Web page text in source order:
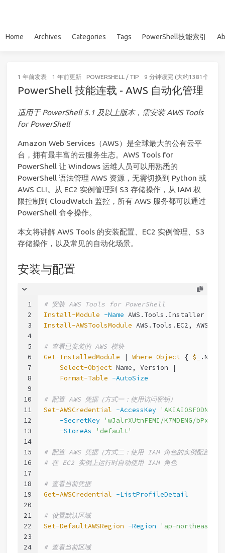
Home Archives Categories Tags PowerShell技能索引
1 年前发表 1 年前更新 POWERSHELL / TIP 9 分钟读完 (大约1381个字)
PowerShell 技能连载 - AWS 自动化管理
适用于 PowerShell 5.1 及以上版本，需安装 AWS Tools
for PowerShell
Amazon Web Services（AWS）是全球最大的公有云平
台，拥有最丰富的云服务生态。AWS Tools for
PowerShell 让 Windows 运维人员可以用熟悉的
PowerShell 语法管理 AWS 资源，无需切换到 Python 或
AWS CLI。从 EC2 实例管理到 S3 存储操作，从 IAM 权
限控制到 CloudWatch 监控，所有 AWS 服务都可以通过
PowerShell 命令操作。
本文将讲解 AWS Tools 的安装配置、EC2 实例管理、S3
存储操作，以及常见的自动化场景。
安装与配置
1
2
3
4
5
6
7
8
9
10
11
12
13
14
15
16
17
18
19
20
21
22
23
24
# 安装 AWS Tools for PowerShell
Install-Module -Name AWS.Tools.Installer
Install-AWSToolsModule AWS.Tools.EC2,
# 查看已安装的 AWS 模块
Get-InstalledModule | Where-Object { $_ .Name
Select-Object Name, Version |
Format-Table -AutoSize
# 配置 AWS 凭据（方式一：使用访问密钥）
Set-AWSCredential -AccessKey
-SecretKey
'wJalrXUtnFEMI/K7MDENG/
-StoreAs
'default'
# 配置 AWS 凭据（方式二：使用 IAM 角色的实例配置文件
# 在 EC2 实例上运行时自动使用 IAM 角色
# 查看当前凭据
Get-AWSCredential -ListProfileDetail
# 设置默认区域
Set-DefaultAWSRegion -Region 'ap-northeast-1'
# 查看当前区域